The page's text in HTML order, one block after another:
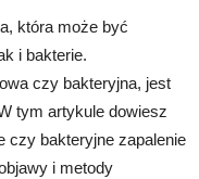
która może być
i bakterie.
czy bakteryjna, jest
tym artykule dowiesz
czy bakteryjne zapalenie
i metody